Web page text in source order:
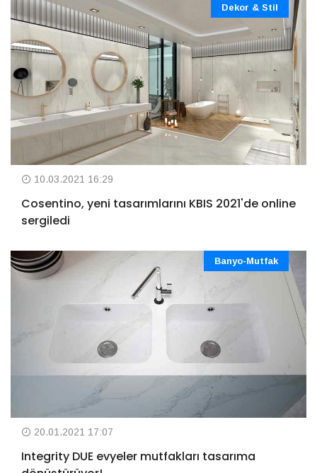
Dekor & Stil
10.03.2021 16:29
Cosentino, yeni tasarımlarını KBIS 2021'de online
sergiledi
Banyo-Mutfak
20.01.2021 17:07
Integrity DUE evyeler mutfakları tasarıma